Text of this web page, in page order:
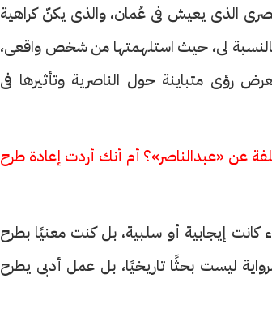
الذى يعيش فى عُمان، والذى يكنّ كراهية
لى، حيث استلهمتها من شخص واقعى،
رؤى متباينة حول الناصرية وتأثيرها فى
عن «عبدالناصر»؟ أم أنك أردت إعادة طرح
إيجابية أو سلبية، بل كنت معنيًا بطرح
ليست بحثًا تاريخيًا، بل عمل أدبى يطرح